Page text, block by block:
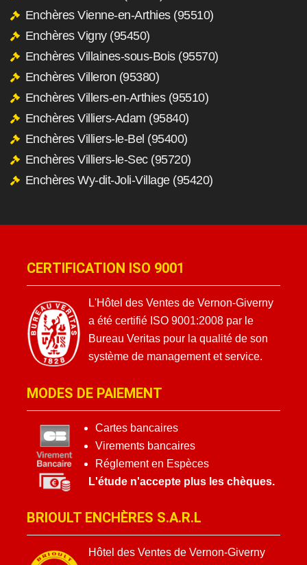
Enchères Vienne-en-Arthies (95510)
Enchères Vigny (95450)
Enchères Villaines-sous-Bois (95570)
Enchères Villeron (95380)
Enchères Villers-en-Arthies (95510)
Enchères Villiers-Adam (95840)
Enchères Villiers-le-Bel (95400)
Enchères Villiers-le-Sec (95720)
Enchères Wy-dit-Joli-Village (95420)
CERTIFICATION ISO 9001
L'Hôtel des Ventes de Vernon-Giverny
a été certifié ISO 9001:2008 par le
Bureau Veritas pour la qualité de son
système de management et service.
MODES DE PAIEMENT
Cartes bancaires
Virements bancaires
Réglement en Espèces
L'étude n'accepte plus les chèques.
BRIOULT ENCHÈRES S.A.R.L
Hôtel des Ventes de Vernon-Giverny